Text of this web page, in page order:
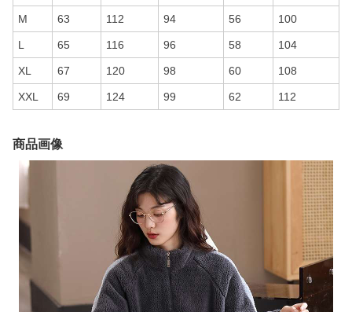
M 63 112 94 56 100
L 65 116 96 58 104
XL 67 120 98 60 108
XXL 69 124 99 62 112
商品画像